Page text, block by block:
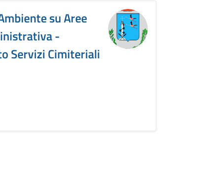
su Aree
-
Servizi Cimiteriali